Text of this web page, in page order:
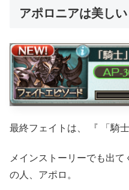
アポロニアは美しい
最終フェイトは、 『 「騎
メインストーリーでも出
の人、アポロ。